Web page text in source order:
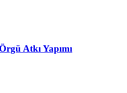
Atkı Yapımı